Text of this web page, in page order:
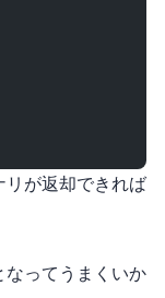
リが返却できれば
なってうまくいか